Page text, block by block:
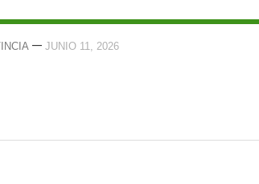
— JUNIO 11, 2026